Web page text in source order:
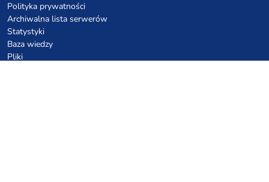
Polityka prywatności
Archiwalna lista serwerów
Statystyki
Baza wiedzy
Pliki